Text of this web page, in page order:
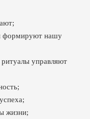
формируют нашу
управляют
жизни;